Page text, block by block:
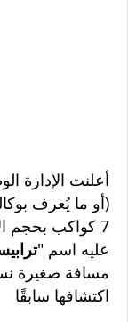
أعلنت الإدارة
(أو ما يُعرف
7 كواكب بحجم
عليه اسم "
مسافة صغيرة
اكتشافها سابقًا